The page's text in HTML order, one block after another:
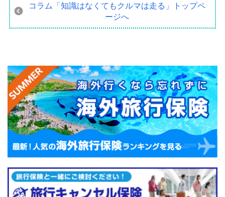
コラム「知識はなくてもクルマは走る」
トップペ
ージへ